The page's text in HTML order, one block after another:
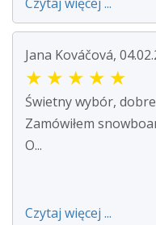
Jana Kováčová,
★ ★ ★ ★ ★
Świetny wybór,
Zamówiłem
O...
Czytaj więcej ...